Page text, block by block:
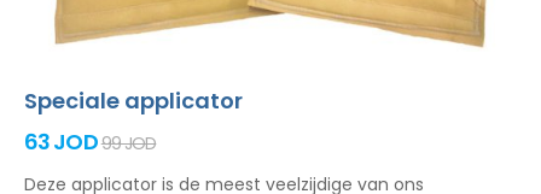
Speciale applicator
63 JOD99 JOD
Deze applicator is de meest veelzijdige van ons